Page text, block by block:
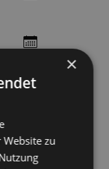
×
zu